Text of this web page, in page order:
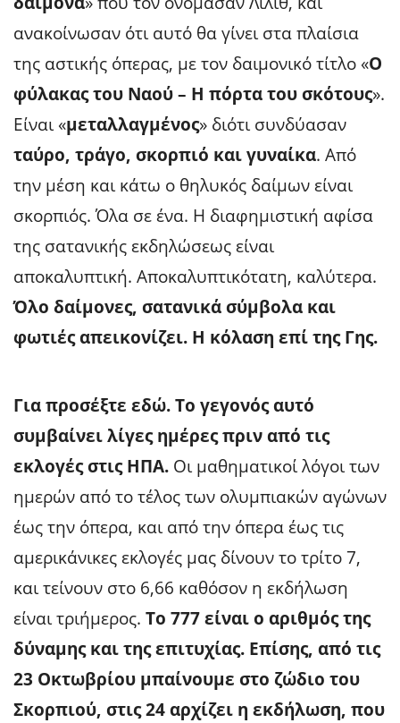
ανακοίνωσαν ότι αυτό θα γίνει στα πλαίσια
της αστικής όπερας, με τον δαιμονικό τίτλο «Ο
φύλακας του Ναού – Η πόρτα του σκότους».
Είναι «μεταλλαγμένος» διότι συνδύασαν
ταύρο, τράγο, σκορπιό και γυναίκα. Από
την μέση και κάτω ο θηλυκός δαίμων είναι
σκορπιός. Όλα σε ένα. Η διαφημιστική αφίσα
της σατανικής εκδηλώσεως είναι
αποκαλυπτική. Αποκαλυπτικότατη, καλύτερα.
Όλο δαίμονες, σατανικά σύμβολα και
φωτιές απεικονίζει. Η κόλαση επί της Γης.
Για προσέξτε εδώ. Το γεγονός αυτό
συμβαίνει λίγες ημέρες πριν από τις
εκλογές στις ΗΠΑ. Οι μαθηματικοί λόγοι των
ημερών από το τέλος των ολυμπιακών αγώνων
έως την όπερα, και από την όπερα έως τις
αμερικάνικες εκλογές μας δίνουν το τρίτο 7,
και τείνουν στο 6,66 καθόσον η εκδήλωση
είναι τριήμερος. Το 777 είναι ο αριθμός της
δύναμης και της επιτυχίας. Επίσης, από τις
23 Οκτωβρίου μπαίνουμε στο ζώδιο του
Σκορπιού, στις 24 αρχίζει η εκδήλωση, που